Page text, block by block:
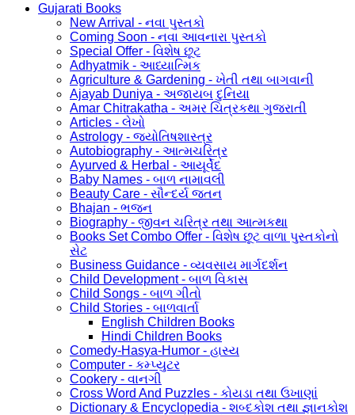
Gujarati Books
New Arrival - નવા પુસ્તકો
Coming Soon - નવા આવનારા પુસ્તકો
Special Offer - વિશેષ છૂટ
Adhyatmik - આધ્યાત્મિક
Agriculture & Gardening - ખેતી તથા બાગવાની
Ajayab Duniya - અજાયબ દુનિયા
Amar Chitrakatha - અમર ચિત્રકથા ગુજરાતી
Articles - લેખો
Astrology - જ્યોતિષશાસ્ત્ર
Autobiography - આત્મચરિત્ર
Ayurved & Herbal - આયૂર્વેદ
Baby Names - બાળ નામાવલી
Beauty Care - સૌન્દર્ય જતન
Bhajan - ભજન
Biography - જીવન ચરિત્ર તથા આત્મકથા
Books Set Combo Offer - વિશેષ છૂટ વાળા પુસ્તકોનો
સેટ
Business Guidance - વ્યવસાય માર્ગદર્શન
Child Development - બાળ વિકાસ
Child Songs - બાળ ગીતો
Child Stories - બાળવાર્તા
English Children Books
Hindi Children Books
Comedy-Hasya-Humor - હાસ્ય
Computer - કમ્પ્યુટર
Cookery - વાનગી
Cross Word And Puzzles - કોયડા તથા ઉખાણાં
Dictionary & Encyclopedia - શબ્દકોશ તથા જ્ઞાનકોશ